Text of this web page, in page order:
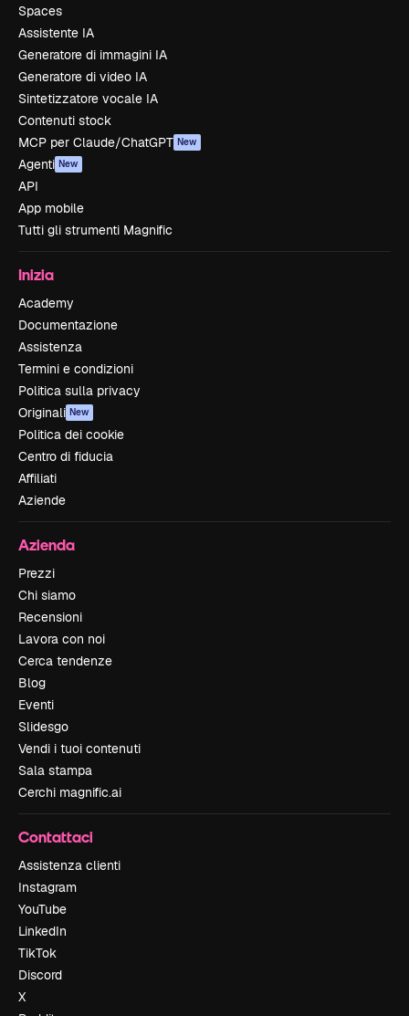
Spaces
Assistente IA
Generatore di immagini IA
Generatore di video IA
Sintetizzatore vocale IA
Contenuti stock
MCP per Claude/ChatGPT New
Agenti New
API
App mobile
Tutti gli strumenti Magnific
Inizia
Academy
Documentazione
Assistenza
Termini e condizioni
Politica sulla privacy
Originali New
Politica dei cookie
Centro di fiducia
Affiliati
Aziende
Azienda
Prezzi
Chi siamo
Recensioni
Lavora con noi
Cerca tendenze
Blog
Eventi
Slidesgo
Vendi i tuoi contenuti
Sala stampa
Cerchi magnific.ai
Contattaci
Assistenza clienti
Instagram
YouTube
LinkedIn
TikTok
Discord
X